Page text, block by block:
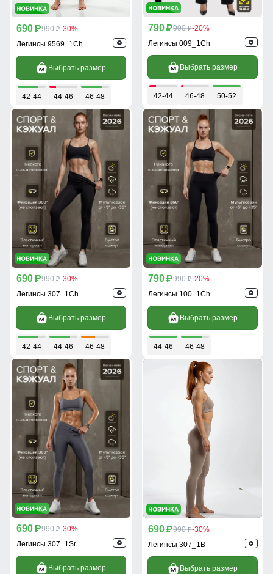
690 p990 p-30%
Легинсы 9569_1Ch
Выбрать размер
42-44 44-46 46-48
790 p990 p-20%
Легинсы 009_1Ch
Выбрать размер
42-44 46-48 50-52
690 p990 p-30%
Легинсы 307_1Ch
Выбрать размер
42-44 44-46 46-48
790 p990 p-20%
Легинсы 100_1Ch
Выбрать размер
44-46 46-48
690 p990 p-30%
Легинсы 307_1Sr
Выбрать размер
690 p990 p-30%
Легинсы 307_1B
Выбрать размер